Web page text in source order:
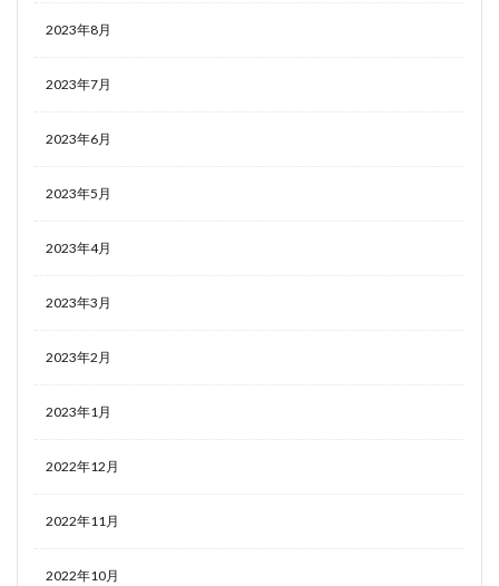
2023年8月
2023年7月
2023年6月
2023年5月
2023年4月
2023年3月
2023年2月
2023年1月
2022年12月
2022年11月
2022年10月